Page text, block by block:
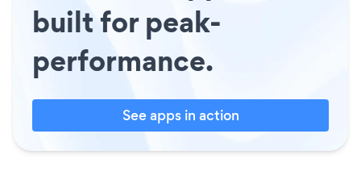
built for peak-
performance.
See apps in action